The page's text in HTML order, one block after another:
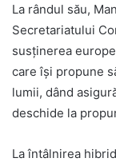
La rândul său,
Secretariatului
susținerea
care își propune
lumii, dând
deschide la
La întâlnirea